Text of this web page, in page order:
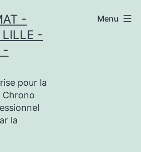
-
LILLE -
-
pour la
Chrono
la
Menu